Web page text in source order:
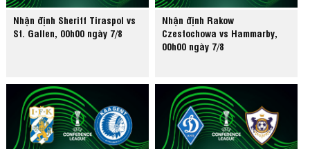
Nhận định Sheriff Tiraspol vs
St. Gallen, 00h00 ngày 7/8
Nhận định Rakow
Czestochowa vs Hammarby,
00h00 ngày 7/8